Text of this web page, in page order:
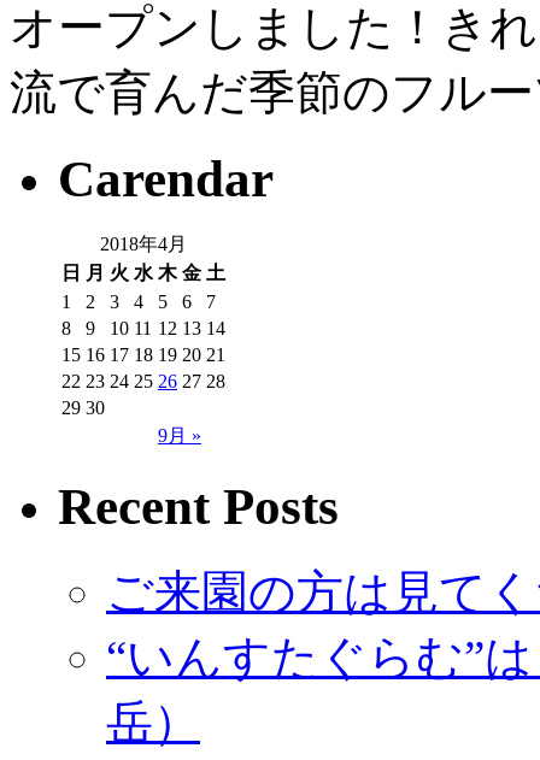
オープンしました！き
流で育んだ季節のフル
Carendar
2018年4月
日
月 火 水 木 金 土
9月 »
1 2 3 4 5 6
7
8
9 10 11 12 13 14
15 16 17 18 19 20 21
22 23 24 25 26 27 28
29 30
Recent Posts
ご来園の方は見て
“いんすたぐらむ”
岳）